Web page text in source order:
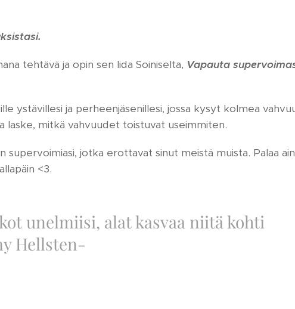
tehtävä ja opin sen Iida Soiniselta, Vapauta
ystävillesi ja perheenjäsenillesi, jossa kysyt kolmea
laske, mitkä vahvuudet toistuvat useimmiten.
supervoimiasi, jotka erottavat sinut meistä muista. Palaa
<3.
unelmiisi, alat kasvaa niitä kohti
Hellsten-